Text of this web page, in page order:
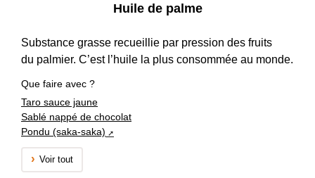
Huile de palme
Substance grasse recueillie par pression des fruits
du palmier. C’est l’huile la plus consommée au monde.
Que faire avec ?
Taro sauce jaune
Sablé nappé de chocolat
Pondu (saka-saka)
Voir tout